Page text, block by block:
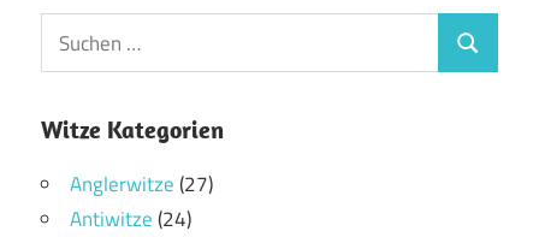
Witze Kategorien
Anglerwitze(27)
Antiwitze(24)